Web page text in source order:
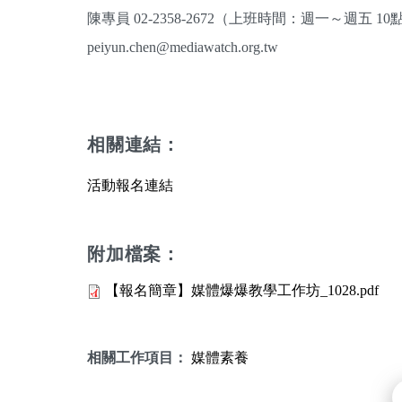
陳專員 02-2358-2672（上班時間：週一～週五 10點
peiyun.chen@mediawatch.org.tw
相關連結：
活動報名連結
附加檔案：
【報名簡章】媒體爆爆教學工作坊_1028.pdf
相關工作項目： 媒體素養